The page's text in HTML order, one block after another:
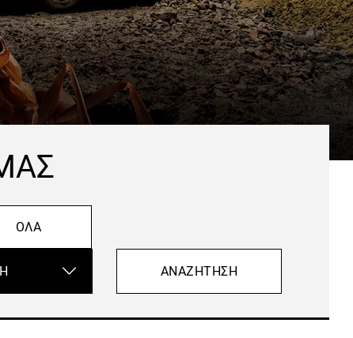
ΌΛΑ
ΑΝΑΖΉΤΗΣΗ